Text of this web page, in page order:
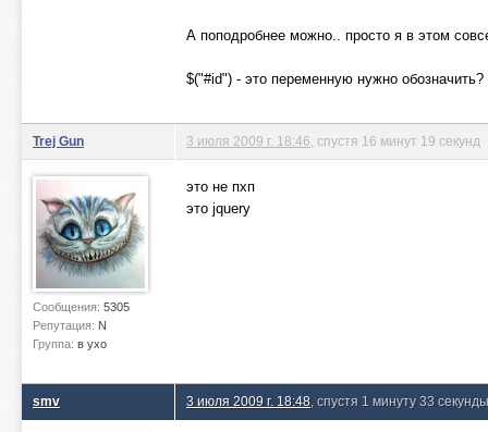
А поподробнее можно.. просто я в этом
$("#id") - это переменную нужно обозначить?
Trej Gun
Сообщения: 5305
Репутация: N
Группа: в ухо
3 июля 2009 г. 18:46 , спустя 16 минут 19 секунд
это не пхп
это jquery
smv 3 июля 2009 г. 18:48 , спустя 1 минуту 33 секунды